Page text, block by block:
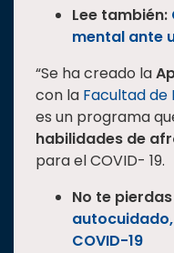
Lee también:
mental ante
“Se ha creado la
con la Facultad de
es un programa
habilidades de
para el COVID- 19.
No te
COVID-19